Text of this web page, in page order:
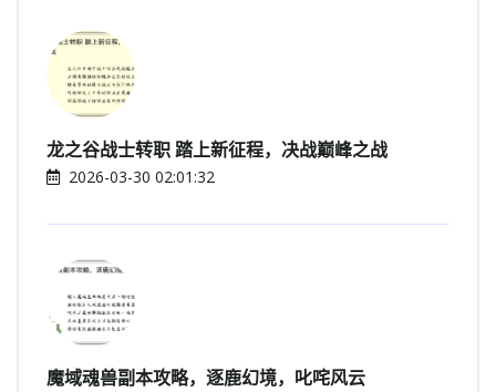
龙之谷战士转职 踏上新征程，决战巅峰之战
2026-03-30 02:01:32
魔域魂兽副本攻略，逐鹿幻境，叱咤风云